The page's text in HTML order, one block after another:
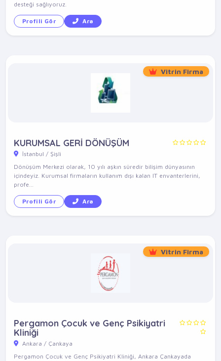
desteği sağlıyoruz.
Profili Gör Ara
Vitrin Firma
KURUMSAL GERİ DÖNÜŞÜM
İstanbul / Şişli
Dönüşüm Merkezi olarak, 10 yılı aşkın süredir bilişim dünyasının
içindeyiz. Kurumsal firmaların kullanım dışı kalan IT envanterlerini,
profe...
Profili Gör Ara
Vitrin Firma
Pergamon Çocuk ve Genç Psikiyatri
Kliniği
Ankara / Çankaya
Pergamon Çocuk ve Genç Psikiyatri Kliniği, Ankara Çankayada